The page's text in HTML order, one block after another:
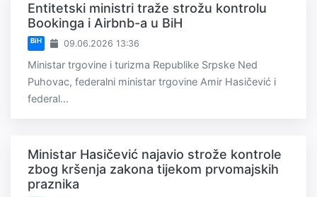
Entitetski ministri traže strožu kontrolu
Bookinga i Airbnb-a u BiH
BiH 09.06.2026 13:36
Ministar trgovine i turizma Republike Srpske Ned
Puhovac, federalni ministar trgovine Amir Hasičević i
federal...
Ministar Hasičević najavio strože kontrole
zbog kršenja zakona tijekom prvomajskih
praznika